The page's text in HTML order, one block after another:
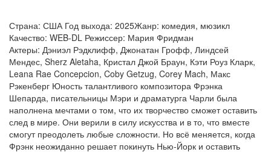
Страна: США Год выхода: 2025Жанр: комедия, мюзикл
Качество: WEB-DL Режиссер: Мария Фридман
Актеры: Дэниэл Рэдклифф, Джонатан Грофф, Линдсей
Мендес, Sherz Aletaha, Кристал Джой Браун, Кэти Роуз Кларк,
Leana Rae Concepcion, Coby Getzug, Corey Mach, Макс
Рэкенберг Юность талантливого композитора Фрэнка
Шепарда, писательницы Мэри и драматурга Чарли была
наполнена мечтами о том, что их творчество сможет оставить
след в мире. Они верили в силу искусства и в то, что вместе
смогут преодолеть любые сложности. Но всё меняется, когда
Фрэнк неожиданно решает покинуть Нью-Йорк и оставить